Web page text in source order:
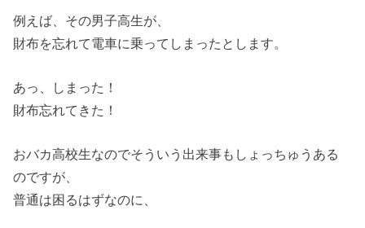
例えば、その男子高生が、
財布を忘れて電車に乗ってしまったとします。
あっ、しまった！
財布忘れてきた！
おバカ高校生なのでそういう出来事もしょっちゅうある
のですが、
普通は困るはずなのに、